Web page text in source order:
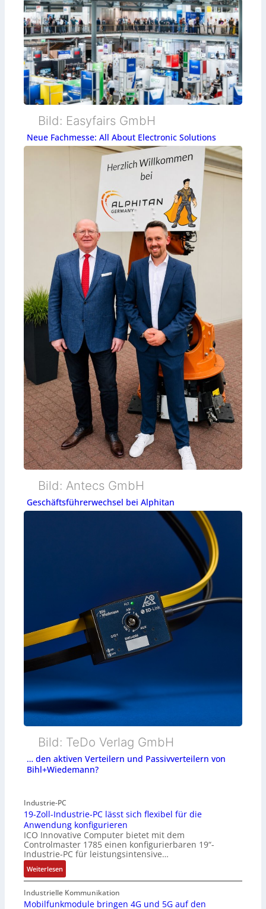
Bild: Easyfairs GmbH
Neue Fachmesse: All About Electronic Solutions
Bild: Antecs GmbH
Geschäftsführerwechsel bei Alphitan
Bild: TeDo Verlag GmbH
… den aktiven Verteilern und Passivverteilern von
Bihl+Wiedemann?
Industrie-PC
19-Zoll-Industrie-PC lässt sich flexibel für die
Anwendung konfigurieren
ICO Innovative Computer bietet mit dem
Controlmaster 1785 einen konfigurierbaren 19“-
Industrie-PC für leistungsintensive…
Weiterlesen:
1
9
-
Industrielle Kommunikation
Mobilfunkmodule bringen 4G und 5G auf den